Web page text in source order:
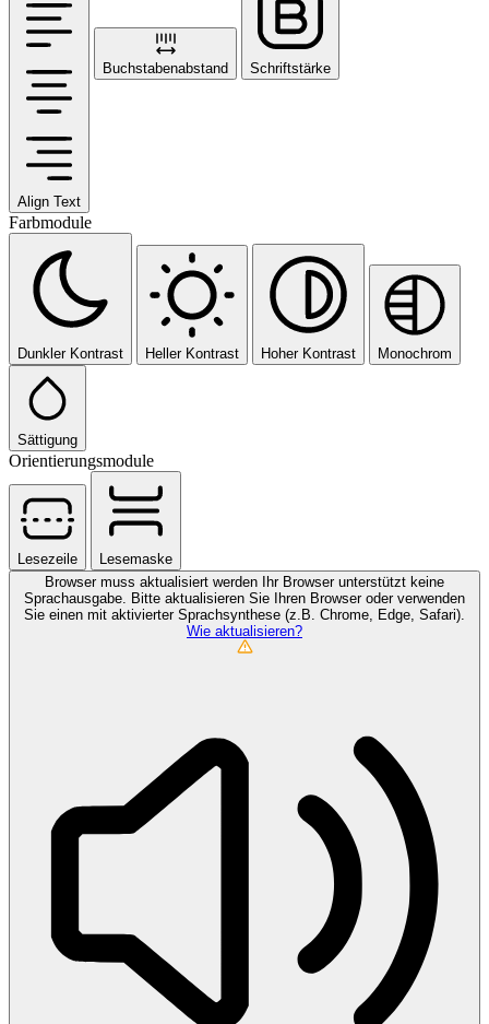
Align Text
Buchstabenabstand Schriftstärke
Farbmodule
Dunkler Kontrast Heller Kontrast Hoher Kontrast Monochrom
Sättigung
Orientierungsmodule
Lesezeile
Lesemaske
Browser muss aktualisiert werden Ihr Browser unterstützt keine
Sprachausgabe. Bitte aktualisieren Sie Ihren Browser oder verwenden
Sie einen mit aktivierter Sprachsynthese (z.B. Chrome, Edge, Safari).
Wie aktualisieren?